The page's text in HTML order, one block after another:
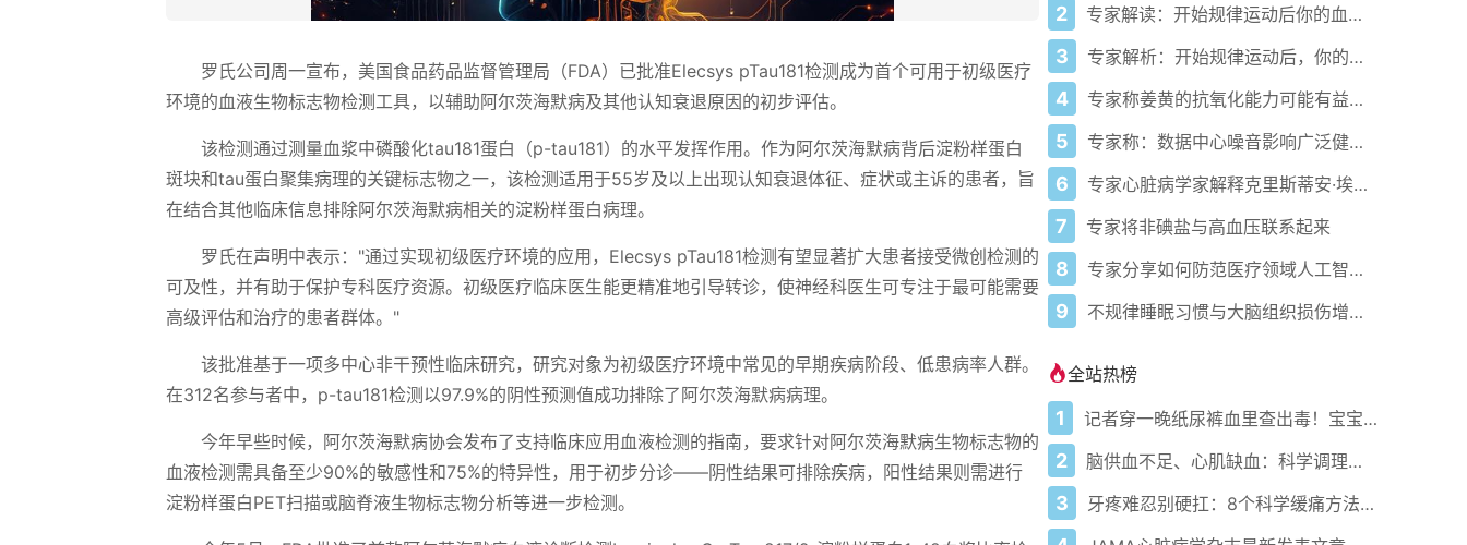
罗氏公司周一宣布，美国食品药品监督管理局（FDA）已批准Elecsys pTau181检测成为首个可用于初级医疗
环境的血液生物标志物检测工具，以辅助阿尔茨海默病及其他认知衰退原因的初步评估。
该检测通过测量血浆中磷酸化tau181蛋白（p-tau181）的水平发挥作用。作为阿尔茨海默病背后淀粉样蛋白
斑块和tau蛋白聚集病理的关键标志物之一，该检测适用于55岁及以上出现认知衰退体征、症状或主诉的患者，旨
在结合其他临床信息排除阿尔茨海默病相关的淀粉样蛋白病理。
罗氏在声明中表示："通过实现初级医疗环境的应用，Elecsys pTau181检测有望显著扩大患者接受微创检测的
可及性，并有助于保护专科医疗资源。初级医疗临床医生能更精准地引导转诊，使神经科医生可专注于最可能需要
高级评估和治疗的患者群体。"
该批准基于一项多中心非干预性临床研究，研究对象为初级医疗环境中常见的早期疾病阶段、低患病率人群。
在312名参与者中，p-tau181检测以97.9%的阴性预测值成功排除了阿尔茨海默病病理。
今年早些时候，阿尔茨海默病协会发布了支持临床应用血液检测的指南，要求针对阿尔茨海默病生物标志物的
血液检测需具备至少90%的敏感性和75%的特异性，用于初步分诊——阴性结果可排除疾病，阳性结果则需进行
淀粉样蛋白PET扫描或脑脊液生物标志物分析等进一步检测。
2 专家解读：开始规律运动后你的血压会发生什么变化
3 专家解析：开始规律运动后，你的血压会发生什么变化
4 专家称姜黄的抗氧化能力可能有益心脏健康
5 专家称：数据中心噪音影响广泛健康问题
6 专家心脏病学家解释克里斯蒂安·埃里克森为丹麦队晕倒的原因
7 专家将非碘盐与高血压联系起来
8 专家分享如何防范医疗领域人工智能的负面影响
9 不规律睡眠习惯与大脑组织损伤增加相关
全站热榜
1 记者穿一晚纸尿裤血里查出毒！宝宝血液浓度竟是成人的5倍？
2 脑供血不足、心肌缺血：科学调理全攻略
3 牙疼难忍别硬扛：8个科学缓痛方法收好